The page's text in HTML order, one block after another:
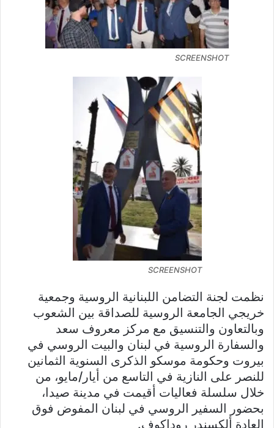
SCREENSHOT
SCREENSHOT
نظمت لجنة التضامن اللبنانية الروسية وجمعية
خريجي الجامعة الروسية للصداقة بين الشعوب
وبالتعاون والتنسيق مع مركز معروف سعد
والسفارة الروسية في لبنان والبيت الروسي في
بيروت وحكومة موسكو الذكرى السنوية الثمانين
للنصر على النازية في التاسع من أيار/مايو، من
خلال سلسلة فعاليات أقيمت في مدينة صيدا،
بحضور السفير الروسي في لبنان المفوض فوق
العادة ألكسندر روداكوف.